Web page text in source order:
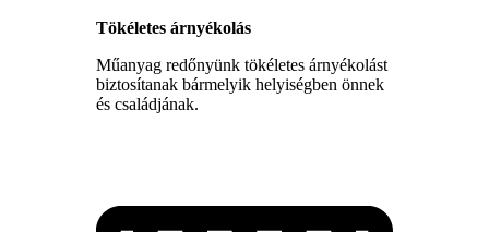
Tökéletes árnyékolás
Műanyag redőnyünk tökéletes árnyékolást
biztosítanak bármelyik helyiségben önnek
és családjának.